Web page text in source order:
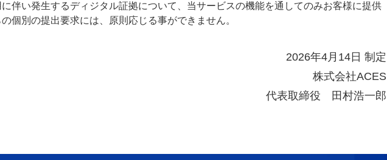
伴い発生するディジタル証拠について、当サービスの機能を通してのみお客様に提供
個別の提出要求には、原則応じる事ができません。
2026年4月14日 制定
株式会社ACES
代表取締役 田村浩一郎